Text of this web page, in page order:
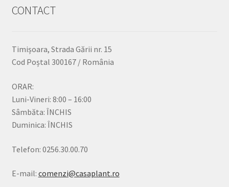
CONTACT
Timișoara, Strada Gării nr. 15
Cod Poștal 300167 / România
ORAR:
Luni-Vineri: 8:00 – 16:00
Sâmbăta: ÎNCHIS
Duminica: ÎNCHIS
Telefon: 0256.30.00.70
E-mail: comenzi@casaplant.ro